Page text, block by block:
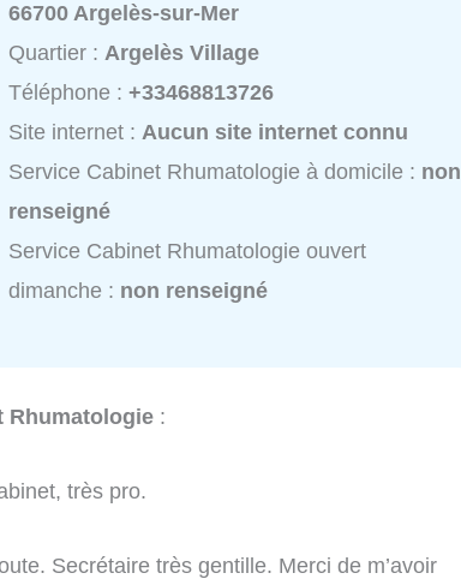
66700 Argelès-sur-Mer
Quartier :Argelès Village
Téléphone :+33468813726
Site internet :Aucun site internet connu
Service Cabinet Rhumatologie à domicile : non
renseigné
Service Cabinet Rhumatologie ouvert
dimanche : non renseigné
Rhumatologie :
très pro.
Secrétaire très gentille. Merci de m’avoir